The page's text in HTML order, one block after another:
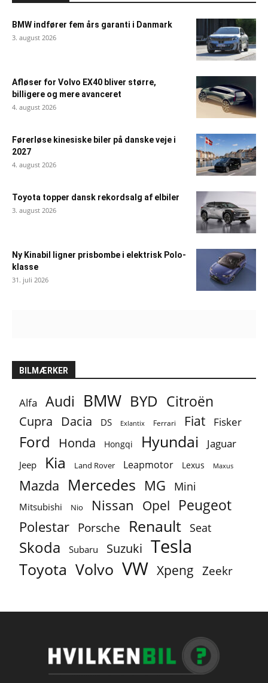
BMW indfører fem års garanti i Danmark
3. august 2026
Afløser for Volvo EX40 bliver større,
billigere og mere avanceret
4. august 2026
Førerløse kinesiske biler på danske veje i
2027
4. august 2026
Toyota topper dansk rekordsalg af elbiler
3. august 2026
Ny Kinabil ligner prisbombe i elektrisk Polo-
klasse
31. juli 2026
BILMÆRKER
Alfa Audi BMW BYD Citroën
Cupra Dacia DS Exlantix Ferrari Fiat Fisker
Ford Honda Hongqi Hyundai Jaguar
Jeep Kia Land Rover Leapmotor Lexus Maxus
Mazda Mercedes MG Mini
Mitsubishi Nio Nissan Opel Peugeot
Polestar Porsche Renault Seat
Skoda Subaru Suzuki Tesla
Toyota Volvo VW Xpeng Zeekr